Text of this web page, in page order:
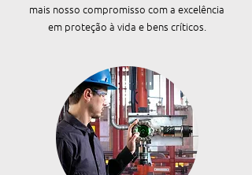
mais nosso compromisso com a excelência
em proteção à vida e bens críticos.